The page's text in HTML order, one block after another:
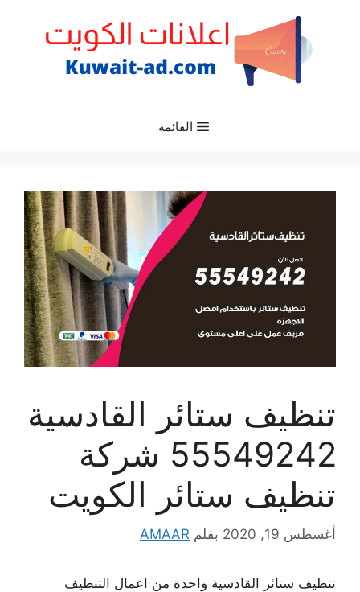
القائمة
تنظيف ستائر القادسية
55549242 شركة
تنظيف ستائر الكويت
أغسطس 19, 2020 بقلم AMAAR
تنظيف ستائر القادسية واحدة من اعمال التنظيف